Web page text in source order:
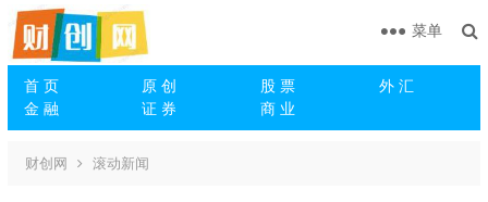
首 页 原 创 股 票
外 汇
金 融
证 券 商 业
菜单
财创网 滚动新闻